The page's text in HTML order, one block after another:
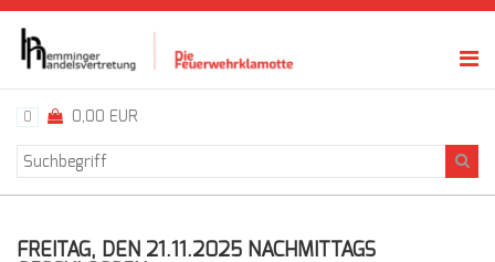
0 0,00 EUR
FREITAG, DEN 21.11.2025 NACHMITTAGS